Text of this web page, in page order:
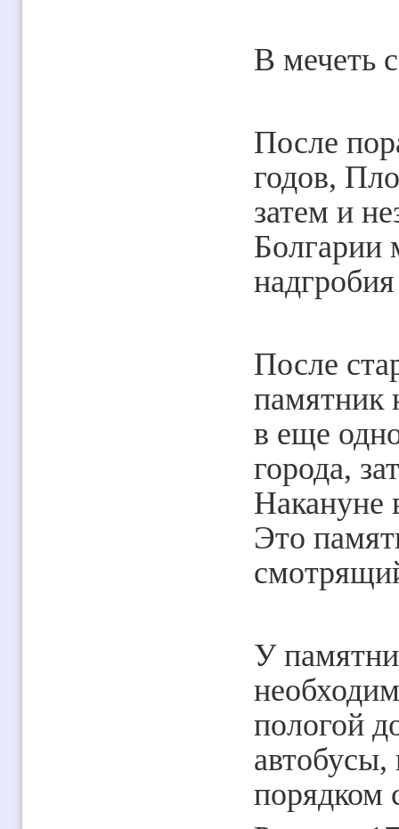
В мечеть
После
годов,
затем и
Болгарии
После
памятник
в еще
города,
Накануне
Это
У
пологой
порядком